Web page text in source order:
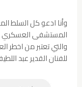
وأنا ادعو كل السلط
المستشفى العسكري
والتي تعتبر من اخطر
للفنان القدير عبد